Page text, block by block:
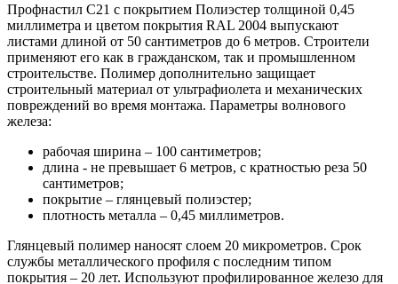
Профнастил С21 с покрытием Полиэстер толщиной 0,45
миллиметра и цветом покрытия RAL 2004 выпускают
листами длиной от 50 сантиметров до 6 метров. Строители
применяют его как в гражданском, так и промышленном
строительстве. Полимер дополнительно защищает
строительный материал от ультрафиолета и механических
повреждений во время монтажа. Параметры волнового
железа:
рабочая ширина – 100 сантиметров;
длина - не превышает 6 метров, с кратностью реза 50
сантиметров;
покрытие – глянцевый полиэстер;
плотность металла – 0,45 миллиметров.
Глянцевый полимер наносят слоем 20 микрометров. Срок
службы металлического профиля с последним типом
покрытия – 20 лет. Используют профилированное железо для